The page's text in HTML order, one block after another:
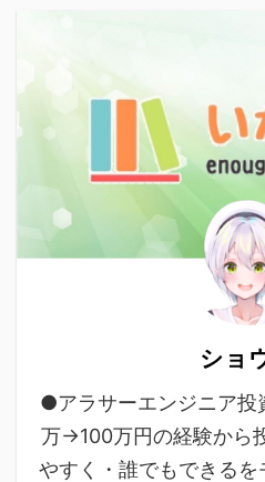
ショ
●アラサーエンジニア
万→100万円の経験から
やすく・誰でもできる